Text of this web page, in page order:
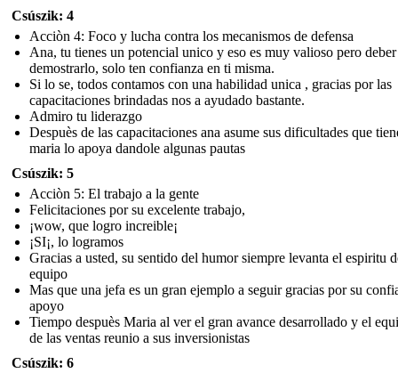
Csúszik: 4
Acciòn 4: Foco y lucha contra los mecanismos de defensa
Ana, tu tienes un potencial unico y eso es muy valioso pero
demostrarlo, solo ten confianza en ti misma.
Si lo se, todos contamos con una habilidad unica , gracias por las
capacitaciones brindadas nos a ayudado bastante.
Admiro tu liderazgo
Despuès de las capacitaciones ana asume sus dificultades que
maria lo apoya dandole algunas pautas
Csúszik: 5
Acciòn 5: El trabajo a la gente
Felicitaciones por su excelente trabajo,
¡wow, que logro increible¡
¡SI¡, lo logramos
Gracias a usted, su sentido del humor siempre levanta el espiritu
equipo
Mas que una jefa es un gran ejemplo a seguir gracias por su
apoyo
Tiempo despuès Maria al ver el gran avance desarrollado y el
de las ventas reunio a sus inversionistas
Csúszik: 6